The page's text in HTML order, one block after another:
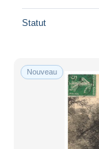
Statut
Nouveau